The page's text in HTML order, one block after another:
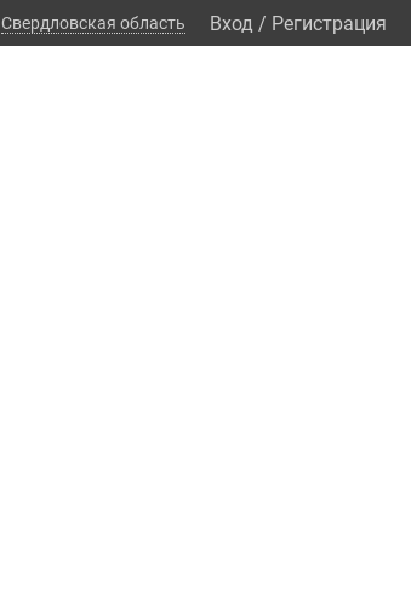
Свердловская область Вход / Регистрация